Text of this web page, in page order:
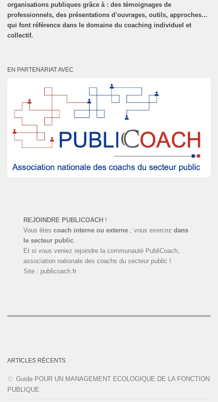
organisations publiques grâce à : des témoignages de
professionnels, des présentations d’ouvrages, outils, approches...
qui font référence dans le domaine du coaching individuel et
collectif.
EN PARTENARIAT AVEC
REJOINDRE PUBLICOACH !
Vous êtescoach interne ou externe ; vous exercezdans
le secteur public.
Et si vous veniez rejoindre la communauté PubliCoach,
association nationale des coachs du secteur public !
Site : publicoach.fr
ARTICLES RÉCENTS
Guide POUR UN MANAGEMENT ECOLOGIQUE DE LA FONCTION
PUBLIQUE